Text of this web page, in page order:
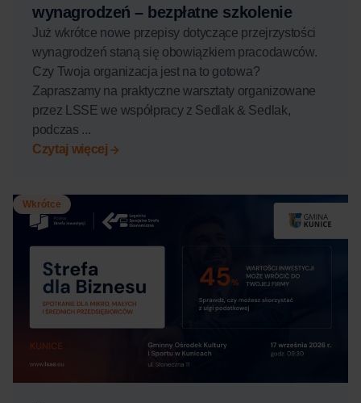
wynagrodzeń – bezpłatne szkolenie
Już wkrótce nowe przepisy dotyczące przejrzystości
wynagrodzeń staną się obowiązkiem pracodawców.
Czy Twoja organizacja jest na to gotowa?
Zapraszamy na praktyczne warsztaty organizowane
przez LSSE we współpracy z Sedlak & Sedlak,
podczas ...
Czytaj więcej
Wkrótce